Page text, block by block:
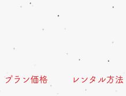
プラン価格 レンタル方法